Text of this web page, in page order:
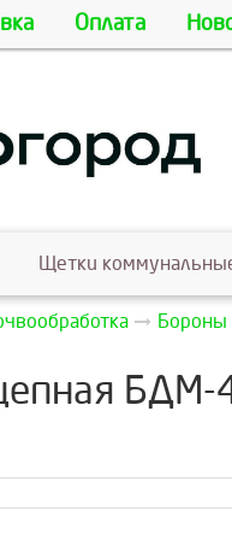
Оплата
Щетки
Бороны
БДМ-